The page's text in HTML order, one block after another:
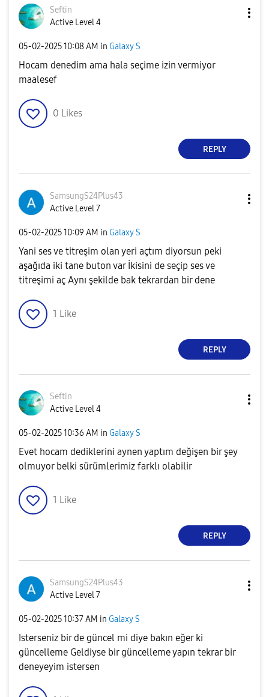
Seftin
Active Level 4
‎05-02-202510:08 AM in Galaxy S
Hocam denedim ama hala seçime izin vermiyor
maalesef
0 Likes
REPLY
SamsungS24Plus43
Active Level 7
‎05-02-202510:09 AM in Galaxy S
Yani ses ve titreşim olan yeri açtım diyorsun peki
aşağıda iki tane buton var İkisini de seçip ses ve
titreşimi aç Aynı şekilde bak tekrardan bir dene
1 Like
REPLY
Seftin
Active Level 4
‎05-02-202510:36 AM in Galaxy S
Evet hocam dediklerini aynen yaptım değişen bir şey
olmuyor belki sürümlerimiz farklı olabilir
1 Like
REPLY
SamsungS24Plus43
Active Level 7
‎05-02-202510:37 AM in Galaxy S
Isterseniz bir de güncel mi diye bakın eğer ki
güncelleme Geldiyse bir güncelleme yapın tekrar bir
deneyeyim istersen